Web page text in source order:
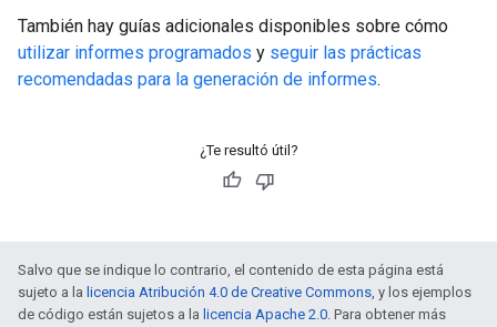
También hay guías adicionales disponibles sobre cómo
utilizar informes programados y seguir las prácticas
recomendadas para la generación de informes.
¿Te resultó útil?
Salvo que se indique lo contrario, el contenido de esta página está
sujeto a la licencia Atribución 4.0 de Creative Commons, y los ejemplos
de código están sujetos a la licencia Apache 2.0. Para obtener más